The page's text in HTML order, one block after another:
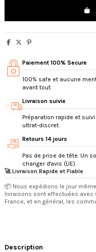
Paiement 100% Secure
100% safe et aucune
avant tout.
Livraison suivie
Préparation rapide et
ultrat-discret.
Retours 14 jours
Pas de prise de tête. Un
changer d'avis (UE).
🚀 Livraison Rapide et Fiable
📦 Nous expédions le jour
livraisons sont effectuées avec
France, et en général, les
Description